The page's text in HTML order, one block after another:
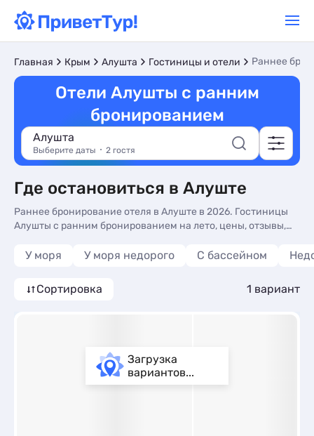
Главная Крым Алушта Гостиницы и отели Раннее
Отели Алушты с ранним
бронированием
Алушта
Выберите даты 2 гостя
Где остановиться в Алуште
Раннее бронирование отеля в Алуште в 2026. Гостиницы
Алушты с ранним бронированием на лето, цены, отзывы,
У моря У моря недорого С бассейном
Сортировка 1 вариант
Загрузка
вариантов...